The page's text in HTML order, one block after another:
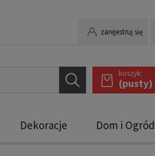
zarejestruj się
koszyk:
(pusty)
Dekoracje Dom i Ogród